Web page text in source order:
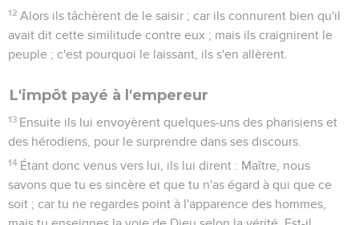
veuve étant venue, y mit deux petites pièces, qui font un
Alors, ayant appelé ses disciples, il leur dit : Je vous dis en
tous ceux qui y ont mis.
son nécessaire tout ce qu'elle possédait, tout ce qu'elle avait
Marc 13